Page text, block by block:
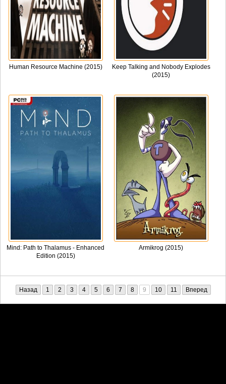
Human Resource Machine (2015)
Keep Talking and Nobody Explodes
(2015)
Mind: Path to Thalamus - Enhanced
Edition (2015)
Armikrog (2015)
Назад 1 2 3 4 5 6 7 8 9 10 11 Вперед